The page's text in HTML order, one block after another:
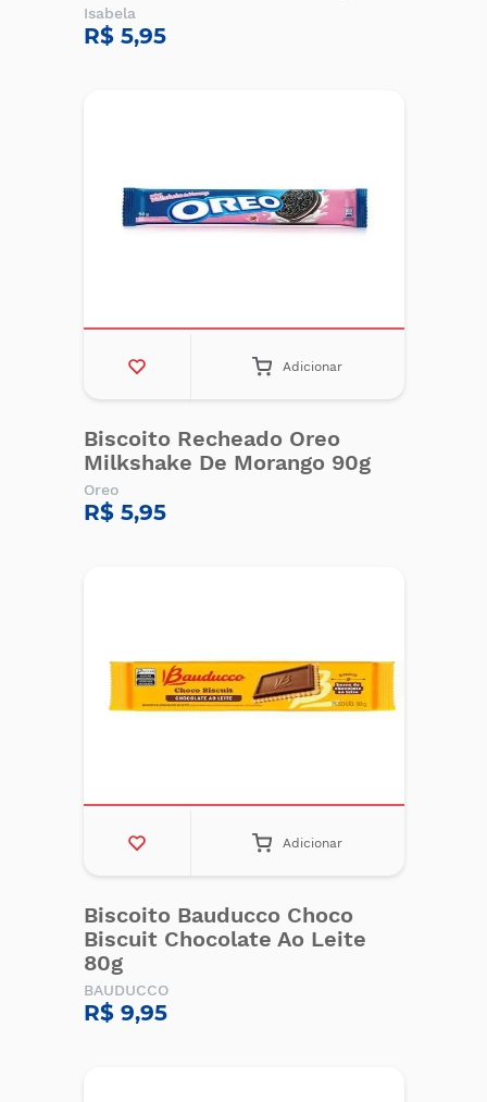
Isabela
R$ 5,95
Adicionar
Biscoito Recheado Oreo
Milkshake De Morango 90g
Oreo
R$ 5,95
Adicionar
Biscoito Bauducco Choco
Biscuit Chocolate Ao Leite
80g
BAUDUCCO
R$ 9,95